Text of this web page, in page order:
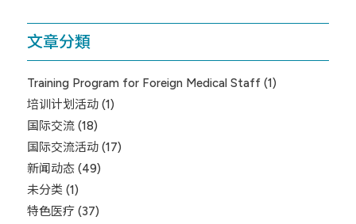
文章分類
Training Program for Foreign Medical Staff(1)
培训计划活动(1)
国际交流(18)
国际交流活动(17)
新闻动态(49)
未分类 (1)
特色医疗(37)